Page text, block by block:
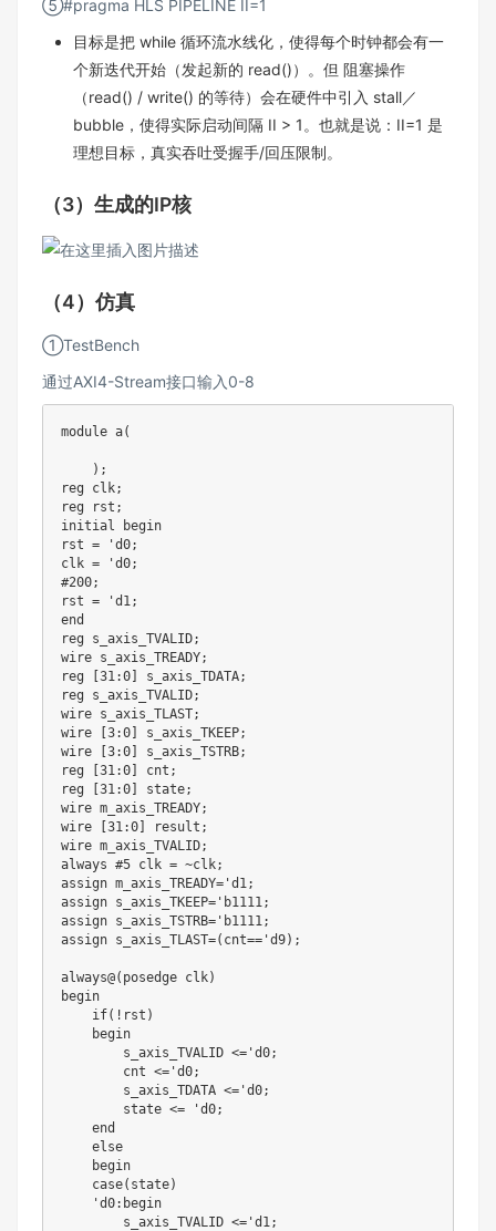
⑤#pragma HLS PIPELINE II=1
目标是把 while 循环流水线化，使得每个时钟都会有一
个新迭代开始（发起新的 read()）。但 阻塞操作
（read() / write() 的等待）会在硬件中引入 stall／
bubble，使得实际启动间隔 II > 1。也就是说：II=1 是
理想目标，真实吞吐受握手/回压限制。
（3）生成的IP核
（4）仿真
①TestBench
通过AXI4-Stream接口输入0-8
module a(
    );
reg clk;
reg rst;
initial begin
rst = 'd0;
clk = 'd0;
#200;
rst = 'd1;
end
reg s_axis_TVALID;
wire s_axis_TREADY;
reg [31:0] s_axis_TDATA;
reg s_axis_TVALID;
wire s_axis_TLAST;
wire [3:0] s_axis_TKEEP;
wire [3:0] s_axis_TSTRB;
reg [31:0] cnt;
reg [31:0] state;
wire m_axis_TREADY;
wire [31:0] result;
wire m_axis_TVALID;
always #5 clk = ~clk;
assign m_axis_TREADY='d1;
assign s_axis_TKEEP='b1111;
assign s_axis_TSTRB='b1111;
assign s_axis_TLAST=(cnt=='d9);
always@(posedge clk)
begin
    if(!rst)
    begin
        s_axis_TVALID <='d0;
        cnt <='d0;
        s_axis_TDATA <='d0;
        state <= 'd0;
    end
    else
    begin
    case(state)
    'd0:begin
        s_axis_TVALID <='d1;